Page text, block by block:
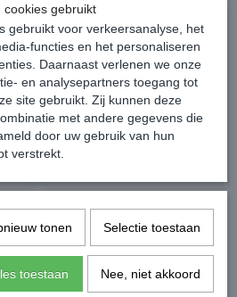
Rambo Flymask Plus
Vliegenmasker
€ 35,95 € 49,95
cookies gebruikt
gebruikt voor verkeersanalyse, het
functies en het personaliseren
Daarnaast verlenen we onze
en analysepartners toegang tot
site gebruikt. Zij kunnen deze
met andere gegevens die
door uw gebruik van hun
verstrekt.
tonen Selectie toestaan
toestaan Nee, niet akkoord